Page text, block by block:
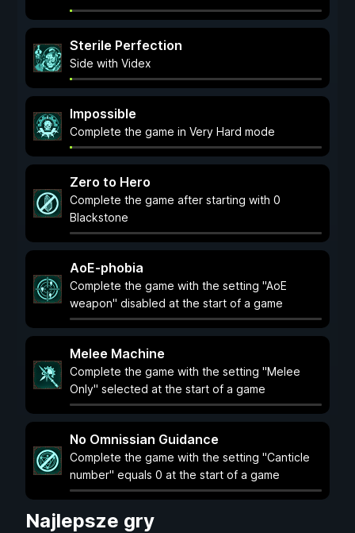
Sterile Perfection
Side with Videx
Impossible
Complete the game in Very Hard mode
Zero to Hero
Complete the game after starting with 0
Blackstone
AoE-phobia
Complete the game with the setting "AoE
weapon" disabled at the start of a game
Melee Machine
Complete the game with the setting "Melee
Only" selected at the start of a game
No Omnissian Guidance
Complete the game with the setting "Canticle
number" equals 0 at the start of a game
Najlepsze gry